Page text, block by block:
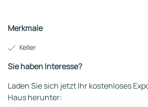
Merkmale
Keller
Sie haben Interesse?
Laden Sie sich jetzt Ihr kostenloses
Haus herunter: